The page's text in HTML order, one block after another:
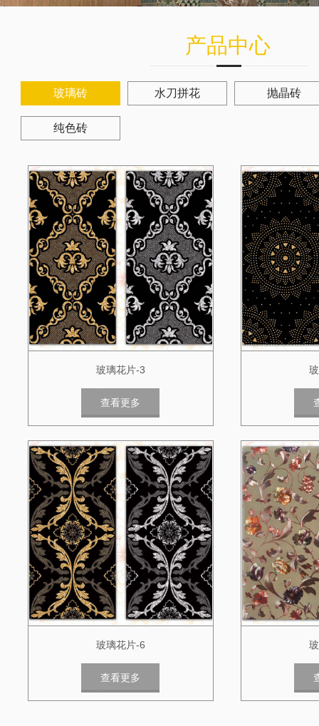
产品中心
玻璃砖 水刀拼花 抛晶砖
纯色砖
玻璃花片-3
查看更多
玻璃花片-6
查看更多